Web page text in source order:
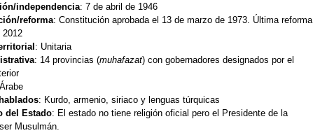
independencia: 7 de abril de 1946
reforma: Constitución aprobada el 13 de marzo de 1973. Última reforma
2012
: Unitaria
: 14 provincias (muhafazat) con gobernadores designados por el
: Kurdo, armenio, siriaco y lenguas túrquicas
del Estado: El estado no tiene religión oficial pero el Presidente de la
Musulmán.